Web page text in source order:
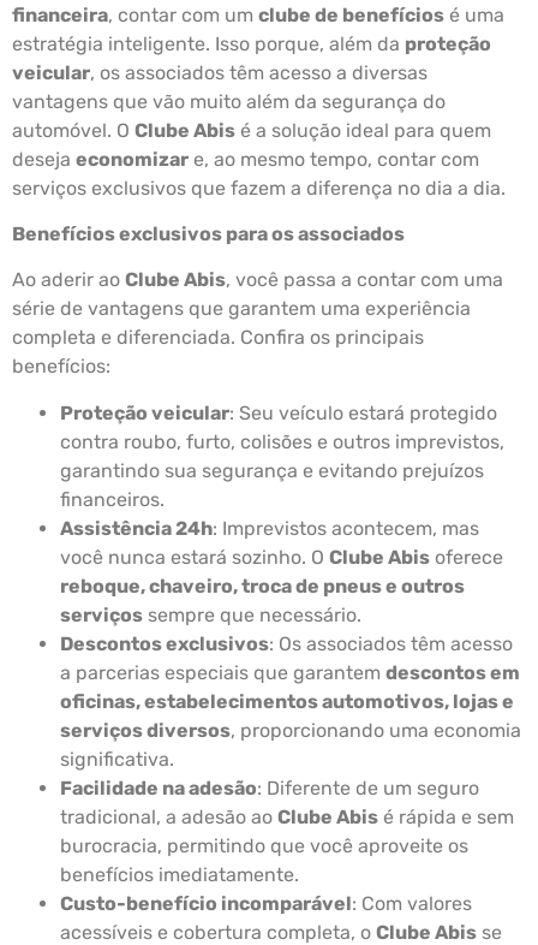
financeira, contar com um clube de benefícios é uma
estratégia inteligente. Isso porque, além da proteção
veicular, os associados têm acesso a diversas
vantagens que vão muito além da segurança do
automóvel. O Clube Abis é a solução ideal para quem
deseja economizar e, ao mesmo tempo, contar com
serviços exclusivos que fazem a diferença no dia a dia.
Benefícios exclusivos para os associados
Ao aderir ao Clube Abis, você passa a contar com uma
série de vantagens que garantem uma experiência
completa e diferenciada. Confira os principais
benefícios:
Proteção veicular: Seu veículo estará protegido
contra roubo, furto, colisões e outros imprevistos,
garantindo sua segurança e evitando prejuízos
financeiros.
Assistência 24h: Imprevistos acontecem, mas
você nunca estará sozinho. O Clube Abis oferece
reboque, chaveiro, troca de pneus e outros
serviços sempre que necessário.
Descontos exclusivos: Os associados têm acesso
a parcerias especiais que garantem descontos em
oficinas, estabelecimentos automotivos, lojas e
serviços diversos, proporcionando uma economia
significativa.
Facilidade na adesão: Diferente de um seguro
tradicional, a adesão ao Clube Abis é rápida e sem
burocracia, permitindo que você aproveite os
benefícios imediatamente.
Custo-benefício incomparável: Com valores
acessíveis e cobertura completa, o Clube Abis se